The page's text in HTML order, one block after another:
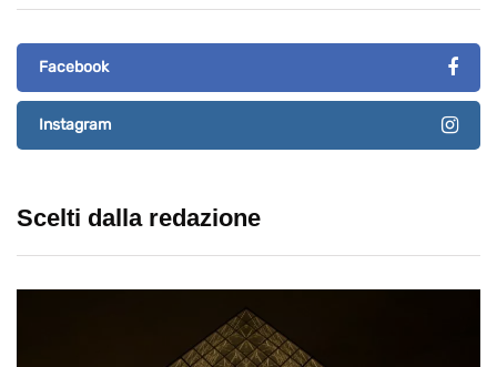
Facebook
Instagram
Scelti dalla redazione